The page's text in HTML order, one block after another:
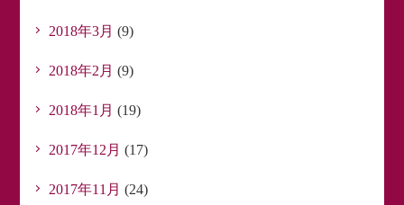
2018年3月 (9)
2018年2月 (9)
2018年1月 (19)
2017年12月 (17)
2017年11月 (24)